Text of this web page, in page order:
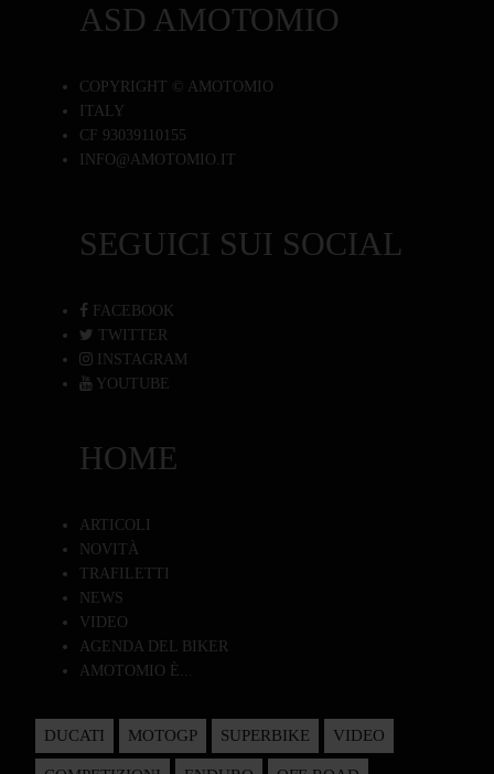
ASD AMOTOMIO
COPYRIGHT © AMOTOMIO
ITALY
CF 93039110155
INFO@AMOTOMIO.IT
SEGUICI SUI SOCIAL
FACEBOOK
TWITTER
INSTAGRAM
YOUTUBE
HOME
ARTICOLI
NOVITÀ
TRAFILETTI
NEWS
VIDEO
AGENDA DEL BIKER
AMOTOMIO È...
DUCATI MOTOGP SUPERBIKE VIDEO